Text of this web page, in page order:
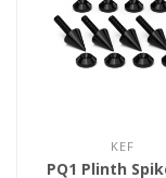
KEF
PQ1 Plinth